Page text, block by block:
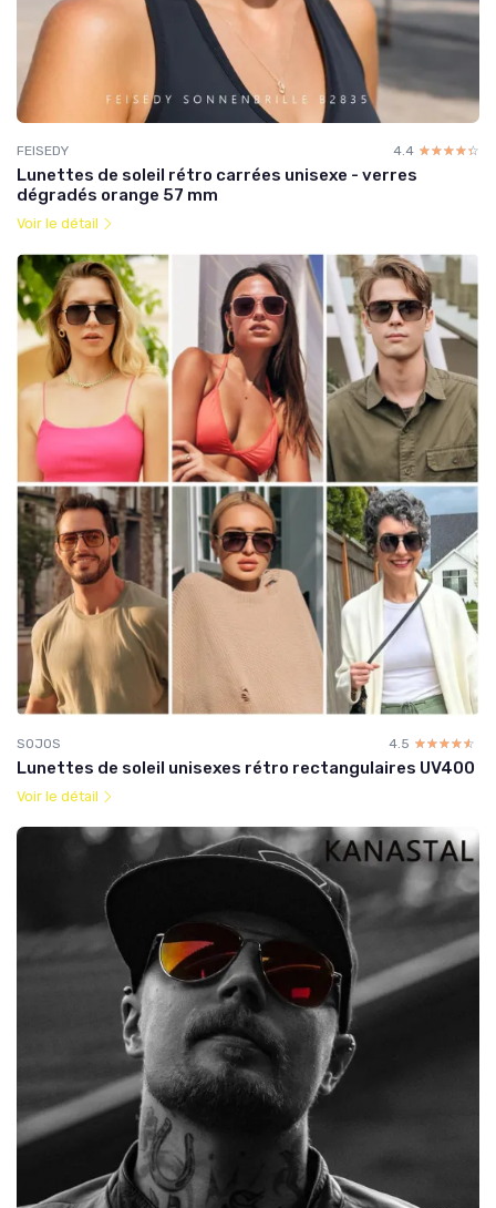
FEISEDY 4.4 ☆☆☆☆☆
★★★★★
Lunettes de soleil rétro carrées unisexe - verres
dégradés orange 57 mm
Voir le détail
SOJOS 4.5 ☆☆☆☆☆
★★★★★
Lunettes de soleil unisexes rétro rectangulaires UV400
Voir le détail